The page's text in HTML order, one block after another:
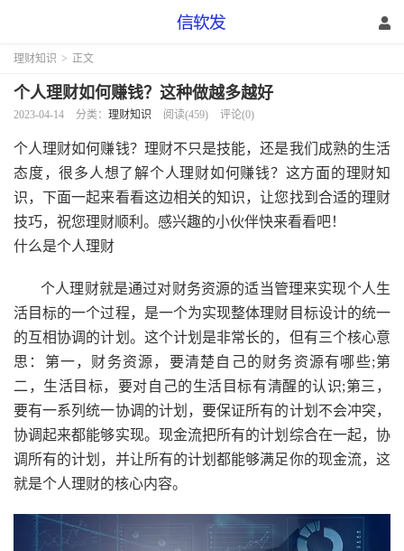
理财知识 > 正文
个人理财如何赚钱？这种做越多越好
2023-04-14 分类： 理财知识 阅读(459) 评论(0)
个人理财如何赚钱？理财不只是技能，还是我们成熟的生活
态度，很多人想了解个人理财如何赚钱？这方面的理财知
识，下面一起来看看这边相关的知识，让您找到合适的理财
技巧，祝您理财顺利。感兴趣的小伙伴快来看看吧！
什么是个人理财
个人理财就是通过对财务资源的适当管理来实现个人生
活目标的一个过程，是一个为实现整体理财目标设计的统一
的互相协调的计划。这个计划是非常长的，但有三个核心意
思：第一，财务资源，要清楚自己的财务资源有哪些;第
二，生活目标，要对自己的生活目标有清醒的认识;第三，
要有一系列统一协调的计划，要保证所有的计划不会冲突，
协调起来都能够实现。现金流把所有的计划综合在一起，协
调所有的计划，并让所有的计划都能够满足你的现金流，这
就是个人理财的核心内容。